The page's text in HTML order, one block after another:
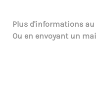
Plus d'informations au
Ou en envoyant un